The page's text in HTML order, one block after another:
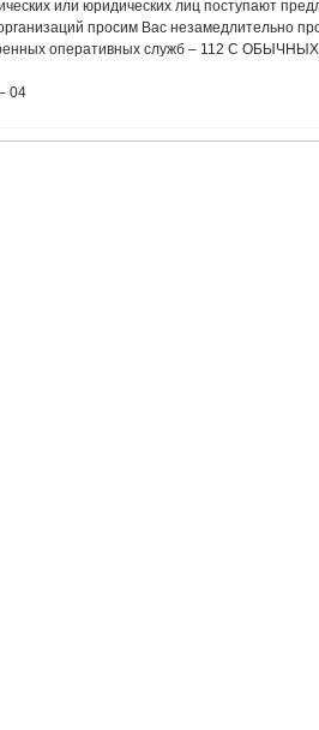
или юридических лиц поступают
организаций просим Вас
оперативных служб – 112 С
04